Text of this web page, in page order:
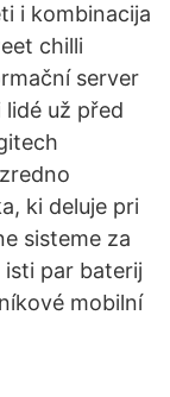
i kombinacija
chilli
server
už před
ki deluje pri
sisteme za
par baterij
mobilní